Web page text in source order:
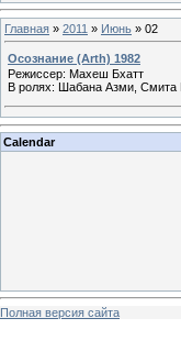
Главная » 2011 » Июнь » 02
Осознание (Arth) 1982
Режиссер: Махеш Бхатт
В ролях: Шабана Азми, Смита
Calendar
Полная версия сайта